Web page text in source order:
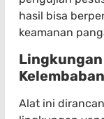
hasil bisa
keamanan
Alat ini